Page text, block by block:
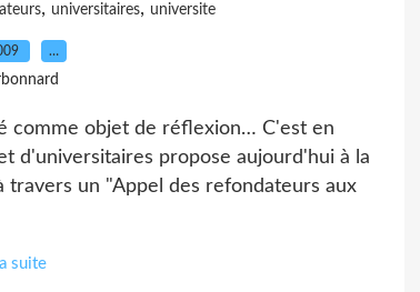
, universitaires, universite
…
comme objet de réflexion… C'est en
d'universitaires propose aujourd'hui à la
travers un "Appel des refondateurs aux
suite